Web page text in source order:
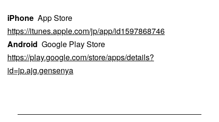
iPhone App Store
https://itunes.apple.com/jp/app/id1597868746
Android Google Play Store
https://play.google.com/store/apps/details?
id=jp.ajg.gensenya